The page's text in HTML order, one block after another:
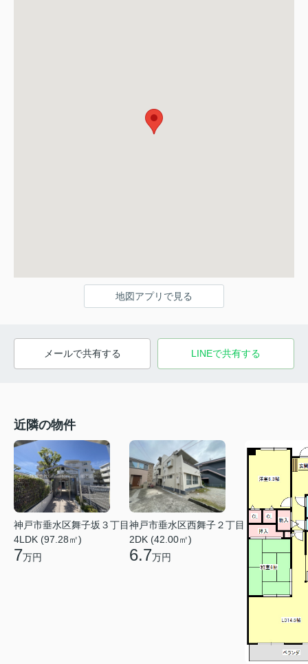
地図アプリで見る
メールで共有する LINEで共有する
近隣の物件
神戸市垂水区舞子坂３丁目
4LDK (97.28㎡)
7万円
神戸市垂水区西舞子２丁目
2DK (42.00㎡)
6.7万円